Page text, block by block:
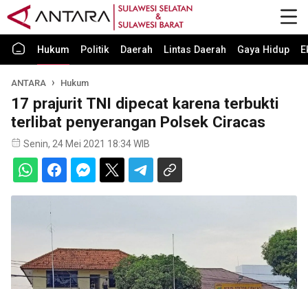
Hukum Politik Daerah Lintas Daerah Gaya Hidup
ANTARA Hukum
17 prajurit TNI dipecat karena terbukti
terlibat penyerangan Polsek Ciracas
Senin, 24 Mei 2021 18:34 WIB